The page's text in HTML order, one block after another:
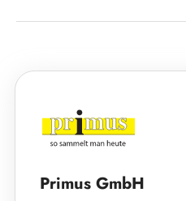
Primus GmbH